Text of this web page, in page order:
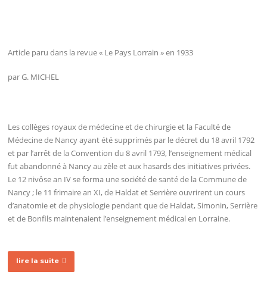
Article paru dans la revue « Le Pays Lorrain » en 1933
par G. MICHEL
Les collèges royaux de médecine et de chirurgie et la Faculté de
Médecine de Nancy ayant été supprimés par le décret du 18 avril 1792
et par l’arrêt de la Convention du 8 avril 1793, l’enseignement médical
fut abandonné à Nancy au zèle et aux hasards des initiatives privées.
Le 12 nivôse an IV se forma une société de santé de la Commune de
Nancy ; le 11 frimaire an XI, de Haldat et Serrière ouvrirent un cours
d’anatomie et de physiologie pendant que de Haldat, Simonin, Serrière
et de Bonfils maintenaient l’enseignement médical en Lorraine.
lire la suite